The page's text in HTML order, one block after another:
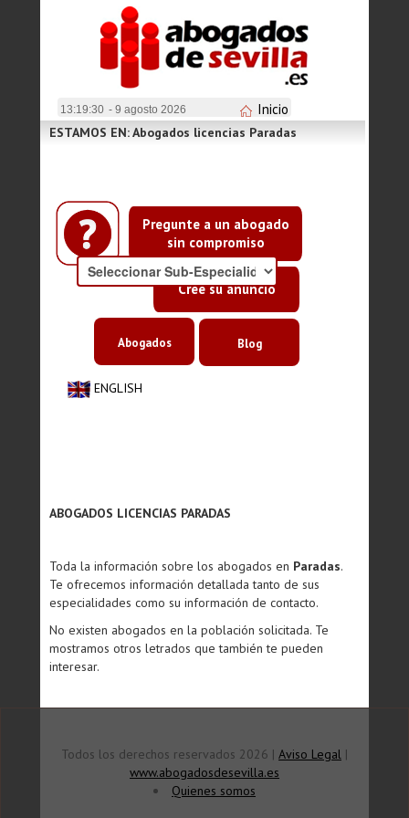
13:19:30 - 9 agosto 2026 Inicio
Pregunte a un abogado
sin compromiso
Cree su anuncio
ESTAMOS EN: Abogados licencias Paradas
ENGLISH
Abogados Blog
ABOGADOS LICENCIAS PARADAS
Toda la información sobre los abogados en Paradas.
Te ofrecemos información detallada tanto de sus
especialidades como su información de contacto.
No existen abogados en la población solicitada. Te
mostramos otros letrados que también te pueden
interesar.
Todos los derechos reservados 2026 | Aviso Legal |
www.abogadosdesevilla.es
Quienes somos